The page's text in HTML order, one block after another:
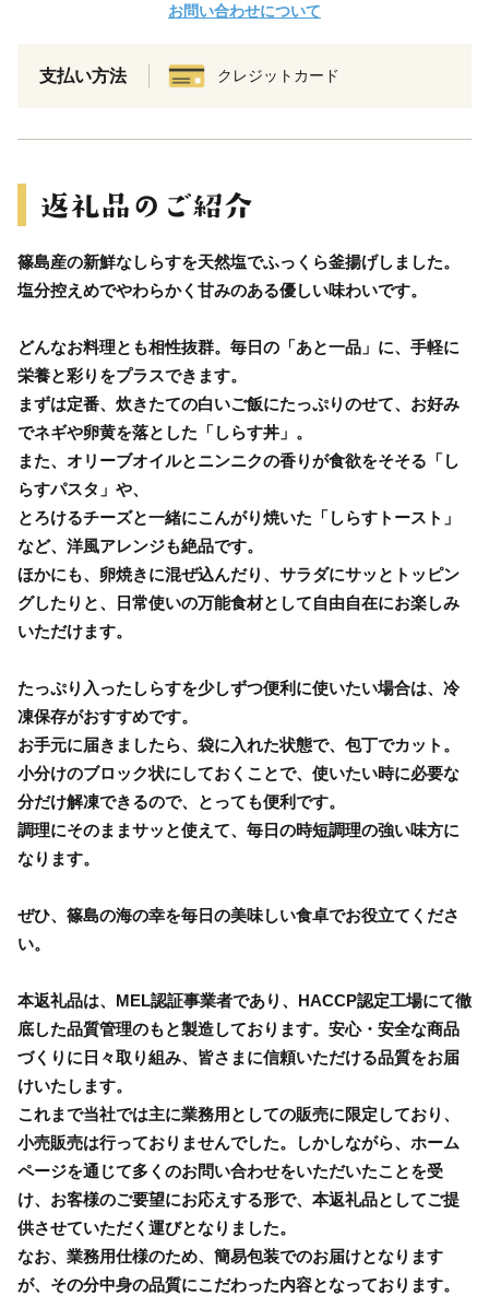
お問い合わせについて
支払い方法 クレジットカード
篠島産の新鮮なしらすを天然塩でふっくら釜揚げしました。
塩分控えめでやわらかく甘みのある優しい味わいです。
どんなお料理とも相性抜群。毎日の「あと一品」に、手軽に
栄養と彩りをプラスできます。
まずは定番、炊きたての白いご飯にたっぷりのせて、お好み
でネギや卵黄を落とした「しらす丼」。
また、オリーブオイルとニンニクの香りが食欲をそそる「し
らすパスタ」や、
とろけるチーズと一緒にこんがり焼いた「しらすトースト」
など、洋風アレンジも絶品です。
ほかにも、卵焼きに混ぜ込んだり、サラダにサッとトッピン
グしたりと、日常使いの万能食材として自由自在にお楽しみ
いただけます。
たっぷり入ったしらすを少しずつ便利に使いたい場合は、冷
凍保存がおすすめです。
お手元に届きましたら、袋に入れた状態で、包丁でカット。
小分けのブロック状にしておくことで、使いたい時に必要な
分だけ解凍できるので、とっても便利です。
調理にそのままサッと使えて、毎日の時短調理の強い味方に
なります。
ぜひ、篠島の海の幸を毎日の美味しい食卓でお役立てくださ
い。
本返礼品は、MEL認証事業者であり、HACCP認定工場にて徹
底した品質管理のもと製造しております。安心・安全な商品
づくりに日々取り組み、皆さまに信頼いただける品質をお届
けいたします。
これまで当社では主に業務用としての販売に限定しており、
小売販売は行っておりませんでした。しかしながら、ホーム
ページを通じて多くのお問い合わせをいただいたことを受
け、お客様のご要望にお応えする形で、本返礼品としてご提
供させていただく運びとなりました。
なお、業務用仕様のため、簡易包装でのお届けとなります
が、その分中身の品質にこだわった内容となっております。